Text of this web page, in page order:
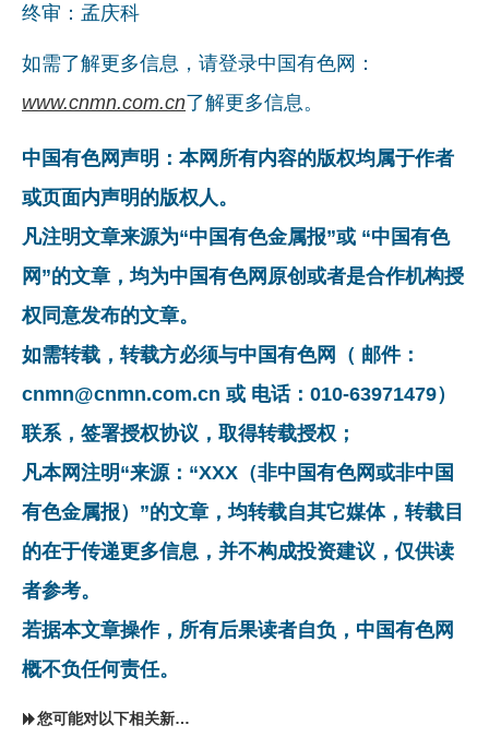
《资源再生》杂志
行情报价
数字报
终审：孟庆科
如需了解更多信息，请登录中国有色网：
www.cnmn.com.cn了解更多信息。
中国有色网声明：本网所有内容的版权均属于作者
或页面内声明的版权人。
凡注明文章来源为“中国有色金属报”或 “中国有色
网”的文章，均为中国有色网原创或者是合作机构授
权同意发布的文章。
如需转载，转载方必须与中国有色网（ 邮件：
cnmn@cnmn.com.cn 或 电话：010-63971479）
联系，签署授权协议，取得转载授权；
凡本网注明“来源：“XXX（非中国有色网或非中国
有色金属报）”的文章，均转载自其它媒体，转载目
的在于传递更多信息，并不构成投资建议，仅供读
者参考。
若据本文章操作，所有后果读者自负，中国有色网
概不负任何责任。
您可能对以下相关新闻同样感兴趣